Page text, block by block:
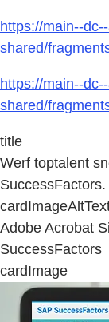
https://main--
shared/
https://main--
shared/
title
Werf toptalent
SuccessFactors.
Adobe Acrobat
SuccessFactors
cardImage